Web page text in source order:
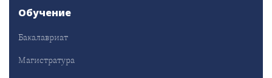
Обучение
Бакалавриат
Магистратура